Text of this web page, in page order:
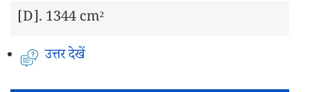
[D]. 1344 cm²
उत्तर देखें